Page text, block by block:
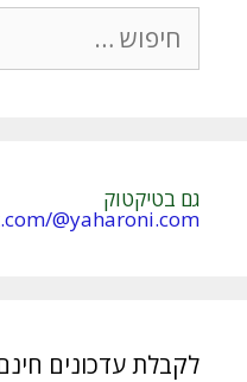
חיפוש:
גם בטיקטוק
@yaharoni.com
לקבלת עדכונים